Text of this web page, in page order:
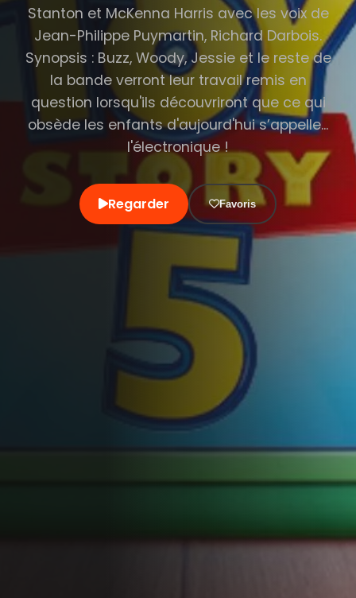
Stanton et McKenna Harris avec les voix de
Jean-Philippe Puymartin, Richard Darbois.
Synopsis : Buzz, Woody, Jessie et le reste de
la bande verront leur travail remis en
question lorsqu'ils découvriront que ce qui
obsède les enfants d'aujourd'hui s’appelle...
l'électronique !
Regarder Favoris